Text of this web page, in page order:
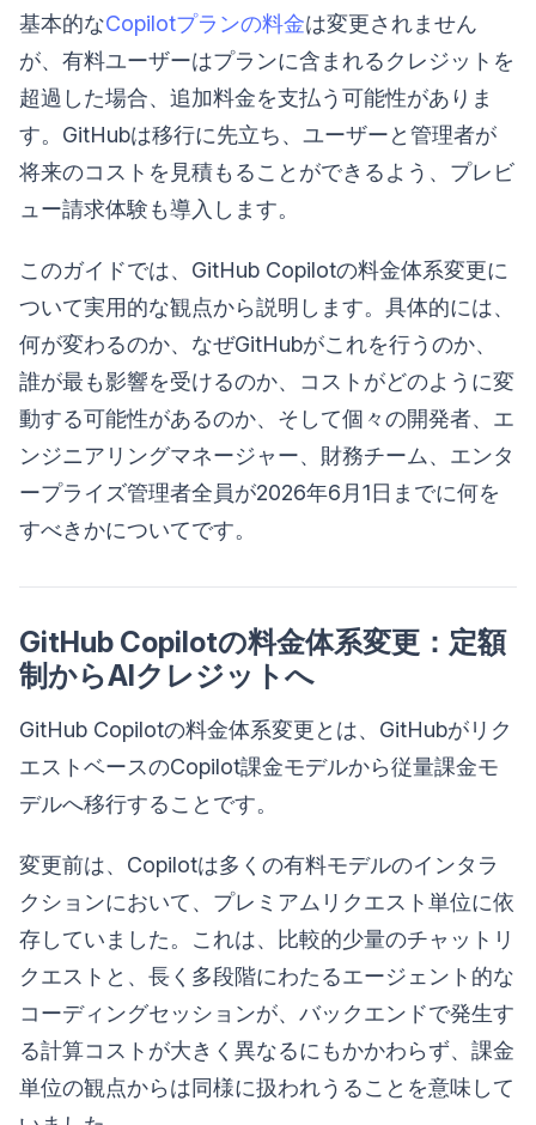
基本的なCopilotプランの料金は変更されません
が、有料ユーザーはプランに含まれるクレジットを
超過した場合、追加料金を支払う可能性がありま
す。GitHubは移行に先立ち、ユーザーと管理者が
将来のコストを見積もることができるよう、プレビ
ュー請求体験も導入します。
このガイドでは、GitHub Copilotの料金体系変更に
ついて実用的な観点から説明します。具体的には、
何が変わるのか、なぜGitHubがこれを行うのか、
誰が最も影響を受けるのか、コストがどのように変
動する可能性があるのか、そして個々の開発者、エ
ンジニアリングマネージャー、財務チーム、エンタ
ープライズ管理者全員が2026年6月1日までに何を
すべきかについてです。
GitHub Copilotの料金体系変更：定額
制からAIクレジットへ
GitHub Copilotの料金体系変更とは、GitHubがリク
エストベースのCopilot課金モデルから従量課金モ
デルへ移行することです。
変更前は、Copilotは多くの有料モデルのインタラ
クションにおいて、プレミアムリクエスト単位に依
存していました。これは、比較的少量のチャットリ
クエストと、長く多段階にわたるエージェント的な
コーディングセッションが、バックエンドで発生す
る計算コストが大きく異なるにもかかわらず、課金
単位の観点からは同様に扱われうることを意味して